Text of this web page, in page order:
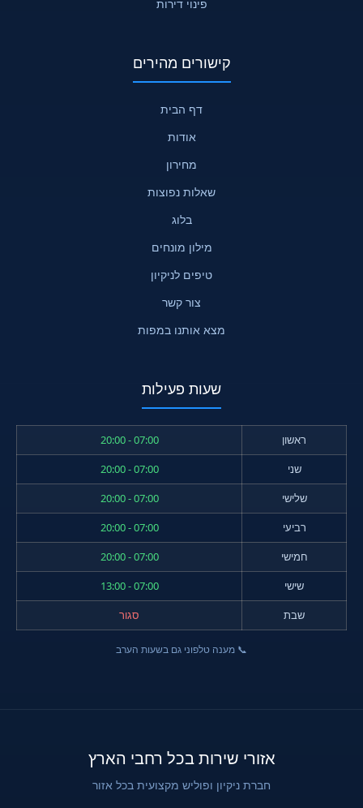
פינוי דירות
קישורים מהירים
דף הבית
אודות
מחירון
שאלות נפוצות
בלוג
מילון מונחים
טיפים לניקיון
צור קשר
מצא אותנו במפות
שעות פעילות
ראשון
07:00 - 20:00
שני
07:00 - 20:00
שלישי
07:00 - 20:00
רביעי
07:00 - 20:00
חמישי
07:00 - 20:00
שישי
07:00 - 13:00
שבת
סגור
📞 מענה טלפוני גם בשעות הערב
אזורי שירות בכל רחבי הארץ
חברת ניקיון ופוליש מקצועית בכל אזור